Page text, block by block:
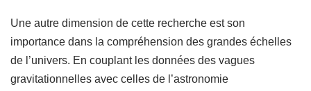
Une autre dimension de cette recherche est son
importance dans la compréhension des grandes échelles
de l’univers. En couplant les données des vagues
gravitationnelles avec celles de l’astronomie